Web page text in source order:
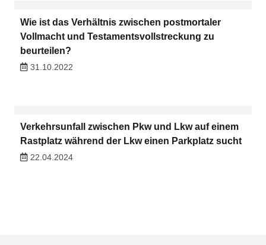
Wie ist das Verhältnis zwischen postmortaler
Vollmacht und Testamentsvollstreckung zu
beurteilen?
31.10.2022
Verkehrsunfall zwischen Pkw und Lkw auf einem
Rastplatz während der Lkw einen Parkplatz sucht
22.04.2024